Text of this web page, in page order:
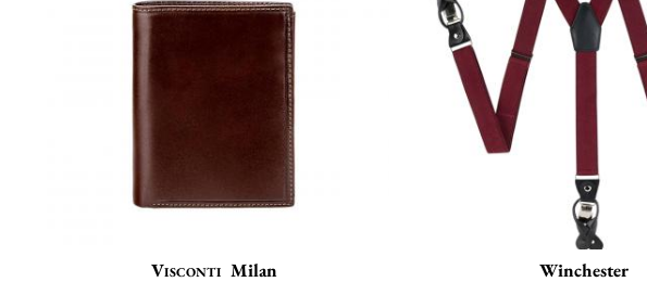
Visconti Milan Winchester